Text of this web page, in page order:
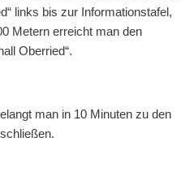
links bis zur Informationstafel,
Metern erreicht man den
Oberried“.
man in 10 Minuten zu den